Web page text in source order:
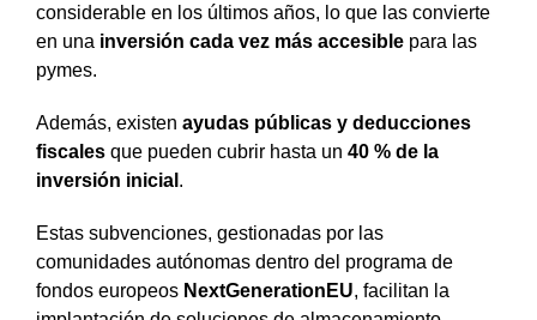
considerable en los últimos años, lo que las convierte
en una inversión cada vez más accesible para las
pymes.
Además, existen ayudas públicas y deducciones
fiscales que pueden cubrir hasta un 40 % de la
inversión inicial .
Estas subvenciones, gestionadas por las
comunidades autónomas dentro del programa de
fondos europeos NextGenerationEU, facilitan la